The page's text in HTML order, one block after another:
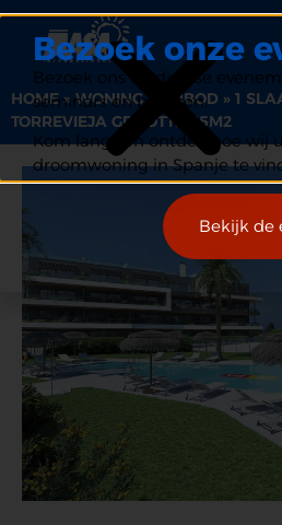
HOME»WONING AANBOD » 1
TORREVIEJA GROOTTE 55M2
Bezoek onze
Bezoek ons op diverse
seminars en beurzen.
Kom langs en ontdek hoe wij
droomwoning in Spanje te
Bekijk de